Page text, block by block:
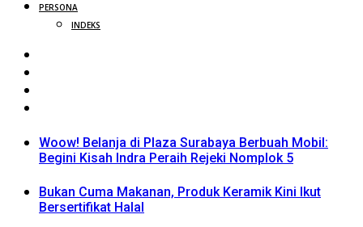
PERSONA
INDEKS
Woow! Belanja di Plaza Surabaya Berbuah Mobil:
Begini Kisah Indra Peraih Rejeki Nomplok 5
Bukan Cuma Makanan, Produk Keramik Kini Ikut
Bersertifikat Halal